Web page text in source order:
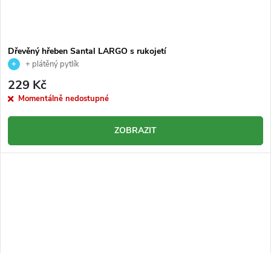
Dřevěný hřeben Santal LARGO s rukojetí
+ plátěný pytlík
229 Kč
Momentálně nedostupné
ZOBRAZIT